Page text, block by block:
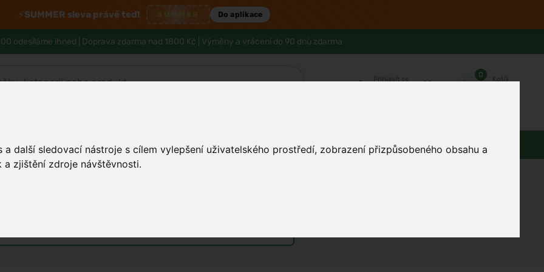
další sledovací nástroje s cílem vylepšení uživatelského prostředí, zobrazení přizpůsobeného obsahu a
zjištění zdroje návštěvnosti.
⚡SUMMER sleva právě teď! Do aplikace
odesíláme ihned | Doprava zdarma nad 1800 Kč | Výměny a vrácení do 90 dnů zdarma
Přihlásit se
0
Košík
Tělo a hygiena Zdraví Domácnost Dárky Obuv / oblečení
antiperspirantu pro vaši pokožku